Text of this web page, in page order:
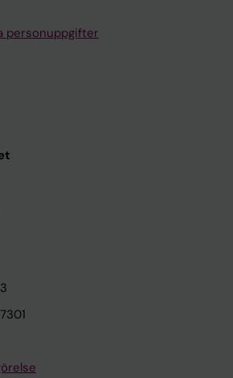
personuppgifter